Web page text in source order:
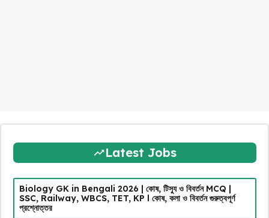
Latest Jobs
Biology GK in Bengali 2026 | কোষ, টিস্যু ও বিবর্তন MCQ |
SSC, Railway, WBCS, TET, KP l কোষ, কলা ও বিবর্তন গুরুত্বপূর্ণ
প্রশ্নোত্তর